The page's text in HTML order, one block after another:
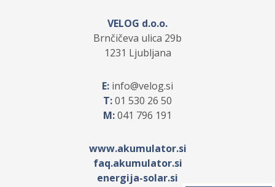
VELOG d.o.o.
Brnčičeva ulica 29b
1231 Ljubljana
E: info
velog.si
T:01 530 26 50
M:041 796 191
www.akumulator.si
faq.akumulator.si
energija-solar.si